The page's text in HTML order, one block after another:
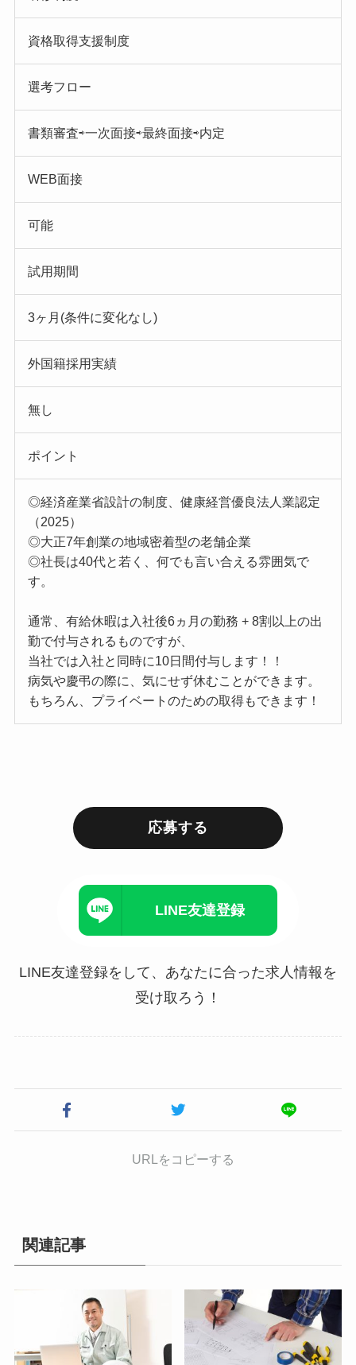
資格取得支援制度
選考フロー
書類審査⇨一次面接⇨最終面接⇨内定
WEB面接
可能
試用期間
3ヶ月(条件に変化なし)
外国籍採用実績
無し
ポイント
◎経済産業省設計の制度、健康経営優良法人業認定
（2025）
◎大正7年創業の地域密着型の老舗企業
◎社長は40代と若く、何でも言い合える雰囲気で
す。
通常、有給休暇は入社後6ヵ月の勤務 + 8割以上の出
勤で付与されるものですが、
当社では入社と同時に10日間付与します！！
病気や慶弔の際に、気にせず休むことができます。
もちろん、プライベートのための取得もできます！
応募する
LINE友達登録
LINE友達登録をして、あなたに合った求人情報を
受け取ろう！
URLをコピーする
関連記事